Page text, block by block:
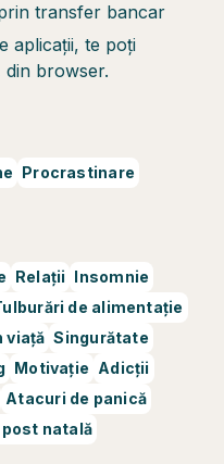
transfer bancar
aplicații, te poți
din browser.
Procrastinare
Relații Insomnie
de alimentație
viață Singurătate
Motivație Adicții
Atacuri de panică
natală